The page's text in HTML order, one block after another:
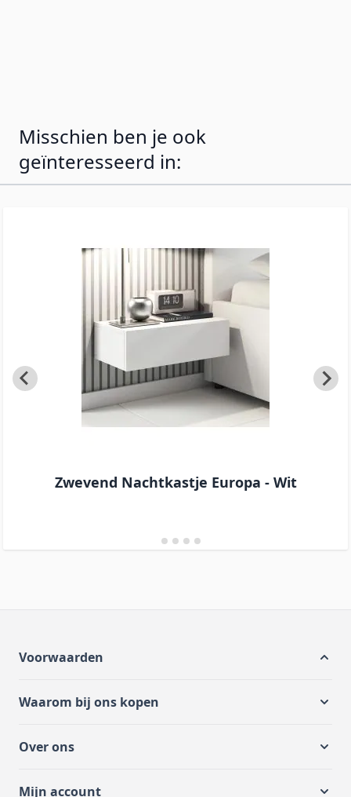
Misschien ben je ook
geïnteresseerd in:
Zwevend Nachtkastje Europa - Wit
Voorwaarden
Waarom bij ons kopen
Over ons
Mijn account